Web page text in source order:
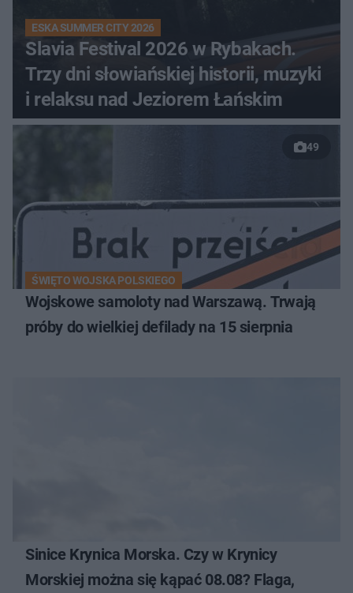
ESKA SUMMER CITY 2026
Slavia Festival 2026 w Rybakach.
Trzy dni słowiańskiej historii, muzyki
i relaksu nad Jeziorem Łańskim
49
ŚWIĘTO WOJSKA POLSKIEGO
Wojskowe samoloty nad Warszawą. Trwają
próby do wielkiej defilady na 15 sierpnia
Sinice Krynica Morska. Czy w Krynicy
Morskiej można się kąpać 08.08? Flaga,